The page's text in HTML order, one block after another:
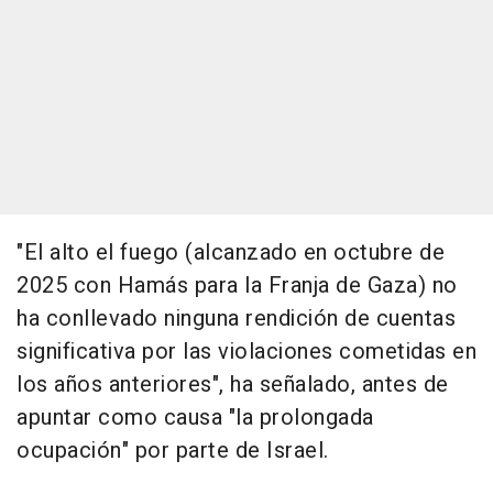
"El alto el fuego (alcanzado en octubre de
2025 con Hamás para la Franja de Gaza) no
ha conllevado ninguna rendición de cuentas
significativa por las violaciones cometidas en
los años anteriores", ha señalado, antes de
apuntar como causa "la prolongada
ocupación" por parte de Israel.